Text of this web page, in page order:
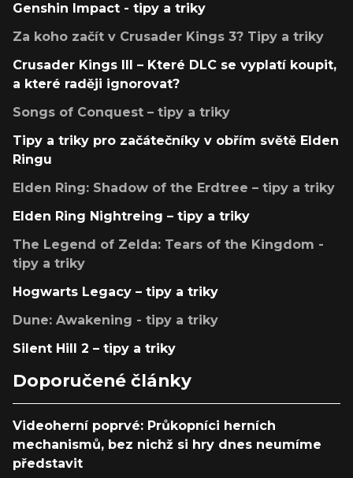
Genshin Impact - tipy a triky
Za koho začít v Crusader Kings 3? Tipy a triky
Crusader Kings III – Které DLC se vyplatí koupit,
a které raději ignorovat?
Songs of Conquest – tipy a triky
Tipy a triky pro začátečníky v obřím světě Elden
Ringu
Elden Ring: Shadow of the Erdtree – tipy a triky
Elden Ring Nightreing – tipy a triky
The Legend of Zelda: Tears of the Kingdom -
tipy a triky
Hogwarts Legacy – tipy a triky
Dune: Awakening - tipy a triky
Silent Hill 2 – tipy a triky
Doporučené články
Videoherní poprvé: Průkopníci herních
mechanismů, bez nichž si hry dnes neumíme
představit